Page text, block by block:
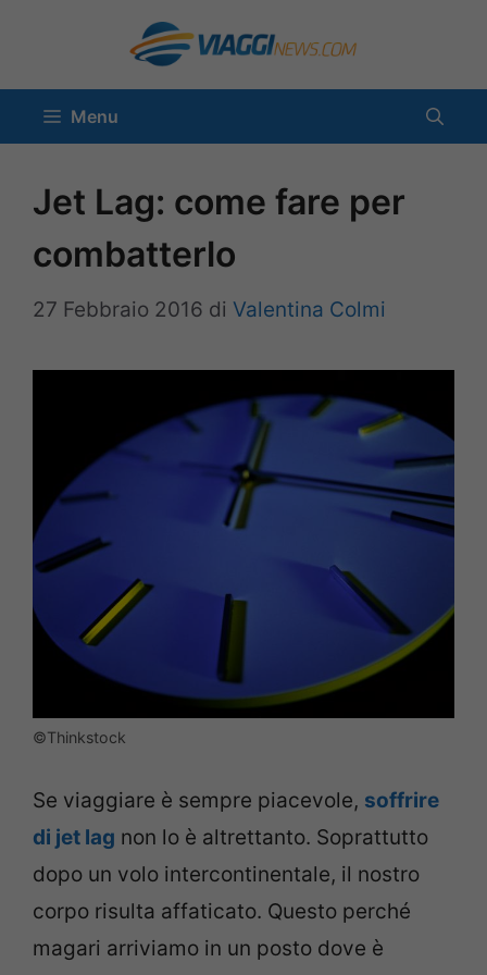
contenuto
Menu
Jet Lag: come fare per
combatterlo
27 Febbraio 2016 di Valentina Colmi
©Thinkstock
Se viaggiare è sempre piacevole, soffrire
di jet lag non lo è altrettanto. Soprattutto
dopo un volo intercontinentale, il nostro
corpo risulta affaticato. Questo perché
magari arriviamo in un posto dove è